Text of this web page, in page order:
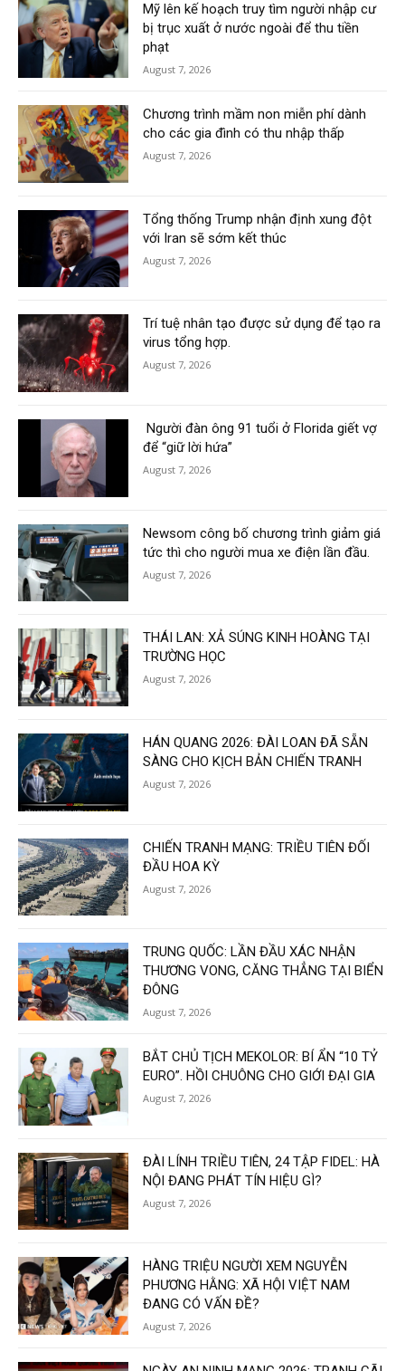
Mỹ lên kế hoạch truy tìm người nhập cư
bị trục xuất ở nước ngoài để thu tiền
phạt
August 7, 2026
Chương trình mầm non miễn phí dành
cho các gia đình có thu nhập thấp
August 7, 2026
Tổng thống Trump nhận định xung đột
với Iran sẽ sớm kết thúc
August 7, 2026
Trí tuệ nhân tạo được sử dụng để tạo ra
virus tổng hợp.
August 7, 2026
Người đàn ông 91 tuổi ở Florida giết vợ
để “giữ lời hứa”
August 7, 2026
Newsom công bố chương trình giảm giá
tức thì cho người mua xe điện lần đầu.
August 7, 2026
THÁI LAN: XẢ SÚNG KINH HOÀNG TẠI
TRƯỜNG HỌC
August 7, 2026
HÁN QUANG 2026: ĐÀI LOAN ĐÃ SẴN
SÀNG CHO KỊCH BẢN CHIẾN TRANH
August 7, 2026
CHIẾN TRANH MẠNG: TRIỀU TIÊN ĐỐI
ĐẦU HOA KỲ
August 7, 2026
TRUNG QUỐC: LẦN ĐẦU XÁC NHẬN
THƯƠNG VONG, CĂNG THẲNG TẠI BIỂN
ĐÔNG
August 7, 2026
BẮT CHỦ TỊCH MEKOLOR: BÍ ẨN “10 TỶ
EURO”. HỒI CHUÔNG CHO GIỚI ĐẠI GIA
August 7, 2026
ĐÀI LÍNH TRIỀU TIÊN, 24 TẬP FIDEL: HÀ
NỘI ĐANG PHÁT TÍN HIỆU GÌ?
August 7, 2026
HÀNG TRIỆU NGƯỜI XEM NGUYỄN
PHƯƠNG HẰNG: XÃ HỘI VIỆT NAM
ĐANG CÓ VẤN ĐỀ?
August 7, 2026